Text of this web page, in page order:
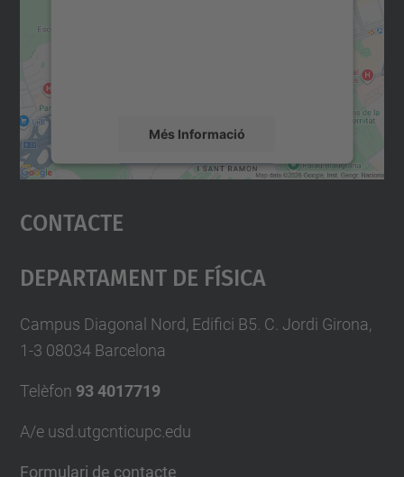
Més Informació
Accepta
powered by
Contacte
Departament De Física
Campus Diagonal Nord, Edifici B5. C. Jordi Girona,
1-3 08034 Barcelona
Telèfon 93 4017719
A/e usd.utgcnticupc.edu
Formulari de contacte